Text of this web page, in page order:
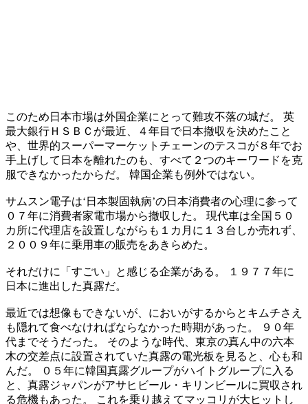
このため日本市場は外国企業にとって難攻不落の城だ。 英
最大銀行ＨＳＢＣが最近、４年目で日本撤収を決めたこと
や、世界的スーパーマーケットチェーンのテスコが８年でお
手上げして日本を離れたのも、すべて２つのキーワードを克
服できなかったからだ。 韓国企業も例外ではない。
サムスン電子は‘日本製固執病’の日本消費者の心理に参って
０７年に消費者家電市場から撤収した。 現代車は全国５０
カ所に代理店を設置しながらも１カ月に１３台しか売れず、
２００９年に乗用車の販売をあきらめた。
それだけに「すごい」と感じる企業がある。 １９７７年に
日本に進出した真露だ。
最近では想像もできないが、においがするからとキムチさえ
も隠れて食べなければならなかった時期があった。 ９０年
代までそうだった。 そのような時代、東京の真ん中の六本
木の交差点に設置されていた真露の電光板を見ると、心も和
んだ。 ０５年に韓国真露グループがハイトグループに入る
と、真露ジャパンがアサヒビール・キリンビールに買収され
る危機もあった。 これを乗り越えてマッコリが大ヒットし